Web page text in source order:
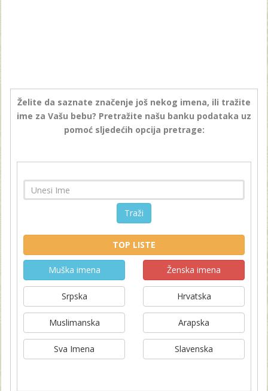
Želite da saznate značenje još nekog imena, ili tražite
ime za Vašu bebu? Pretražite našu banku podataka uz
pomoć sljedećih opcija pretrage:
Traži
TOP LISTE
Muška imena Ženska imena
Srpska Hrvatska
Muslimanska Arapska
Sva Imena Slavenska